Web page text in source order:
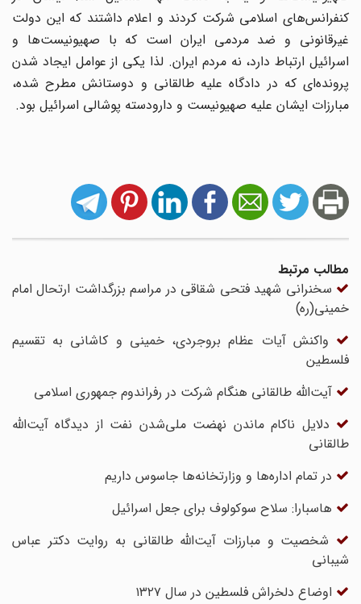
کنفرانس‌های اسلامی شرکت کردند و اعلام داشتند که این دولت
غیرقانونی و ضد مردمی ایران است که با صهیونیست‌ها و
اسرائیل ارتباط دارد، نه مردم ایران. لذا یکی از عوامل ایجاد شدن
پرونده‌ای که در دادگاه علیه طالقانی و دوستانش مطرح شده،
مبارزات ایشان علیه صهیونیست و دارودسته پوشالی اسرائیل بود.
مطالب مرتبط
سخنرانی شهید فتحی شقاقی در مراسم بزرگداشت ارتحال امام
خمینی(ره)
واکنش آیات عظام بروجردی، خمینی و کاشانی به تقسیم
فلسطین
آیت‌الله طالقانی هنگام شرکت در رفراندوم جمهوری اسلامی
دلایل ناکام ماندن نهضت ملی‌شدن نفت از دیدگاه آیت‌الله
طالقانی
در تمام اداره‌ها و وزارتخانه‌ها جاسوس داریم
هاسبارا: سلاح سوکولوف برای جعل اسرائیل
شخصیت و مبارزات آیت‌الله طالقانی به روایت دکتر عباس
شیبانی
اوضاع دلخراش فلسطین در سال ۱۳۲۷